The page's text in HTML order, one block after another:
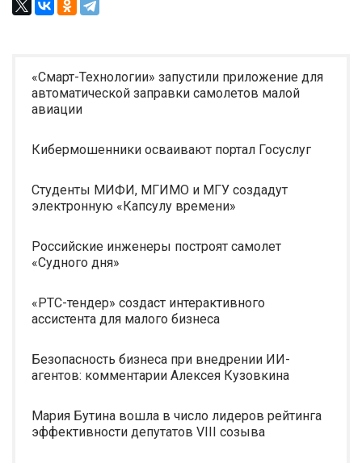
«Смарт-Технологии» запустили приложение для
автоматической заправки самолетов малой
авиации
Кибермошенники осваивают портал Госуслуг
Студенты МИФИ, МГИМО и МГУ создадут
электронную «Капсулу времени»
Российские инженеры построят самолет
«Судного дня»
«РТС-тендер» создаст интерактивного
ассистента для малого бизнеса
Безопасность бизнеса при внедрении ИИ-
агентов: комментарии Алексея Кузовкина
Мария Бутина вошла в число лидеров рейтинга
эффективности депутатов VIII созыва